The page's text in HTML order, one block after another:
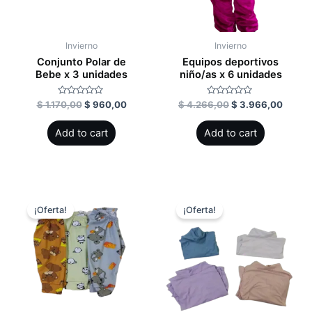
Invierno
Conjunto Polar de
Bebe x 3 unidades
Rated
0
out
of
5
$1.170,00 $ 960,00
Add to cart
Invierno
Equipos deportivos
niño/as x 6 unidades
Rated
0
out
of
5
$4.266,00$ 3.966,00
Add to cart
¡Oferta! ¡Oferta!